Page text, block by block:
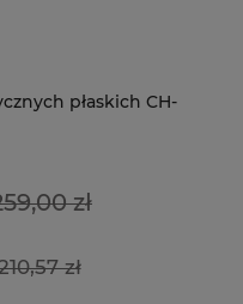
płaskich CH-
zł
zł